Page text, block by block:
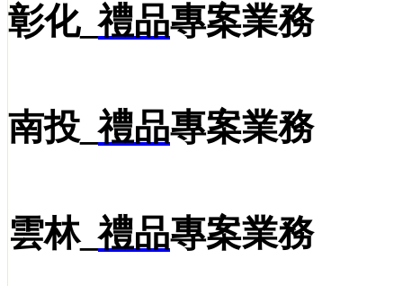
彰化_禮品專案業務
南投_禮品專案業務
雲林_禮品專案業務